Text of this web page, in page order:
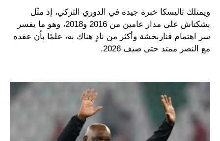
ويمتلك تاليسكا خبرة جيدة في الدوري التركي، إذ مثّل
بشكتاش على مدار عامين من 2016 و2018، وهو ما يفسر
سر اهتمام فناربخشة وأكثر من نادٍ هناك به، علمًا بأن عقده
مع النصر ممتد حتى صيف 2026.